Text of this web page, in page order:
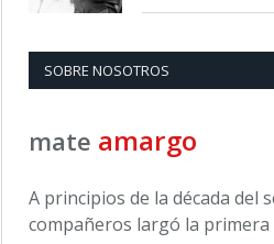
SOBRE NOSOTROS
mate amargo
A principios de la década del
compañeros largó la